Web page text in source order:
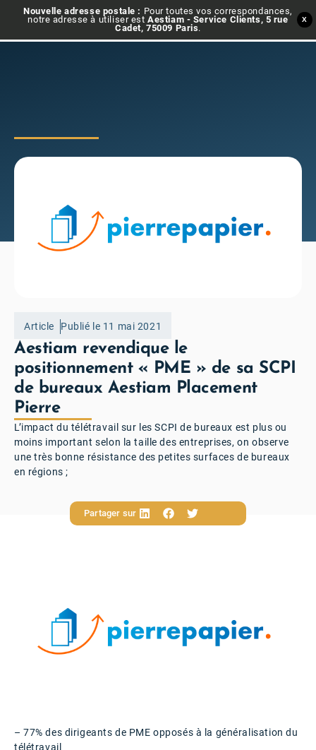
X
Nouvelle adresse postale : Pour toutes vos correspondances,
notre adresse à utiliser estAestiam - Service Clients, 5 rue
Cadet, 75009 Paris.
Article Publié le 11 mai 2021
Aestiam revendique le
positionnement « PME » de sa SCPI
de bureaux Aestiam Placement
Pierre
L’impact du télétravail sur les SCPI de bureaux est plus ou
moins important selon la taille des entreprises, on observe
une très bonne résistance des petites surfaces de bureaux
en régions ;
Partager sur
– 77% des dirigeants de PME opposés à la généralisation du